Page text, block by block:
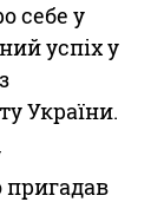
себе у
успіх у
України.
пригадав